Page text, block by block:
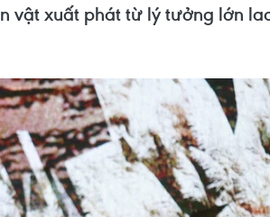
vật xuất phát từ lý tưởng lớn